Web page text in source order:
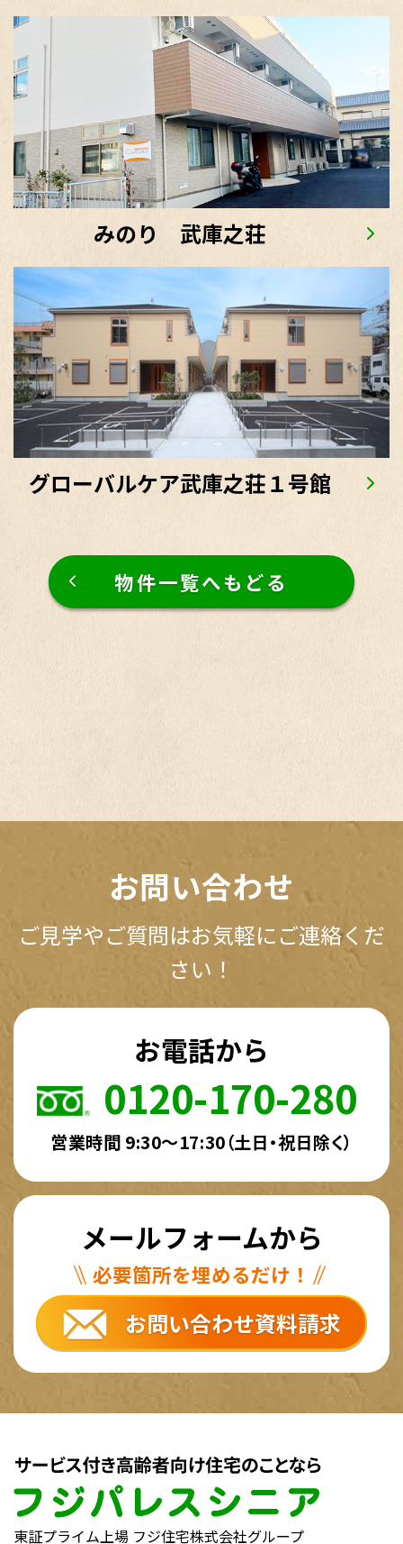
みのり 武庫之荘
グローバルケア武庫之荘１号館
物件一覧へもどる
お問い合わせ
ご見学やご質問はお気軽にご連絡くだ
さい！
お電話から
0120-170-280
営業時間 9:30～17:30（土日・祝日除く）
メールフォームから
必要箇所を埋めるだけ！
お問い合わせ資料請求
東証プライム上場 フジ住宅株式会社グループ